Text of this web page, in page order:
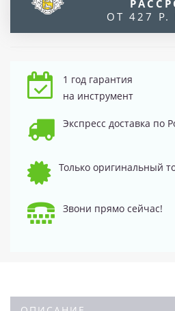
ОТ 427
1 год гарантия
на инструмент
Экспресс доставка по
Только оригинальный
Звони прямо сейчас!